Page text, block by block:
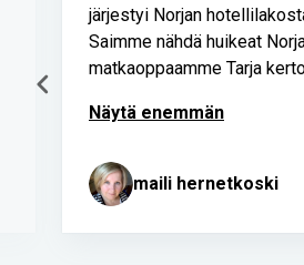
järjestyi Norjan
Saimme nähdä huikeat
matkaoppaamme Tarja
Näytä enemmän
maili hernetkoski